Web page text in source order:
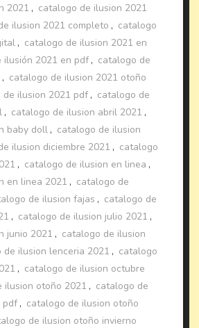
2021 , catalogo de ilusion 2021
ilusion 2021 completo , catalogo
, catalogo de ilusion 2021 en
ilusión 2021 en pdf , catalogo de
, catalogo de ilusion 2021 otoño
de ilusion 2021 pdf , catalogo de
, catalogo de ilusion abril 2021 ,
baby doll , catalogo de ilusion
ilusion diciembre 2021 , catalogo
, catalogo de ilusion en linea ,
en linea 2021 , catalogo de
de ilusion fajas , catalogo de
, catalogo de ilusion julio 2021 ,
junio 2021 , catalogo de ilusion
de ilusion lenceria 2021 , catalogo
, catalogo de ilusion octubre
ilusion otoño 2021 , catalogo de
pdf , catalogo de ilusion otoño
de ilusion otoño invierno